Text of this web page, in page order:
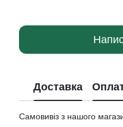
Доставка
Самовивіз з нашого